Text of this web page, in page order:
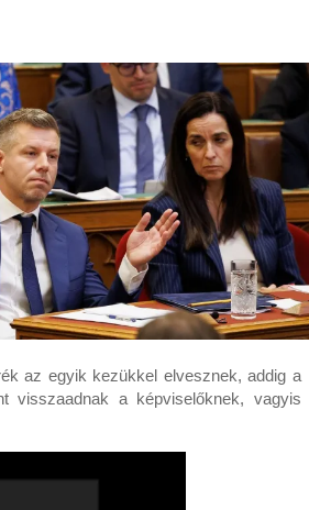
az egyik kezükkel elvesznek, addig a
visszaadnak a képviselőknek, vagyis